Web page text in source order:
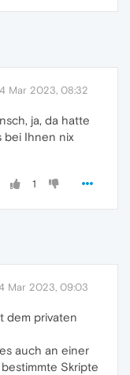
4 Mar 2023, 08:32
ja, da hatte
bei Ihnen nix
1
Mar 2023, 09:03
dem privaten
auch an einer
Skripte